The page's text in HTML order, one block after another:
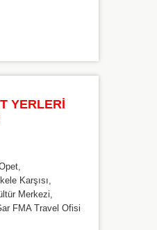
YERLERİ
Karşısı,
Merkezi,
FMA Travel Ofisi